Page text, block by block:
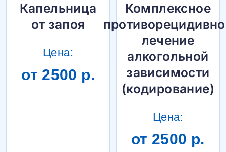
Капельница
от запоя
Цена:
от 2500 р.
Комплексное
лечение
алкогольной
зависимости
(кодирование)
Цена:
от 2500 р.